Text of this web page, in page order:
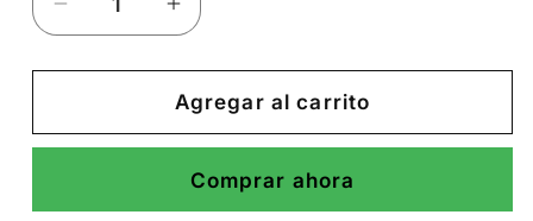
Reducir
cantidad
para
de
60W
Aumentar
cantidad
para
Luz
de
de
60W
Agregar al carrito
Comprar ahora